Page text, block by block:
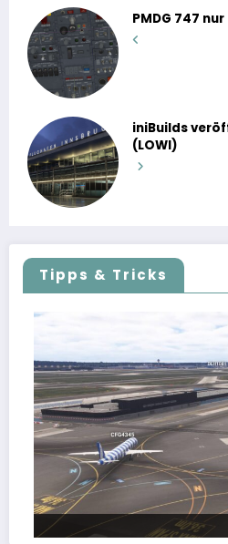
PMDG 747
iniBuilds
(LOWI)
Tipps & Tricks
FSLTL Traffic: Tipps und Tricks,